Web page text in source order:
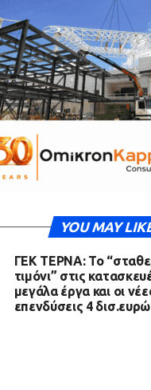
YOU MAY
ΓΕΚ ΤΕΡΝΑ: Το
τιμόνι” στις
μεγάλα έργα και οι
επενδύσεις 4 δισ.ευρώ